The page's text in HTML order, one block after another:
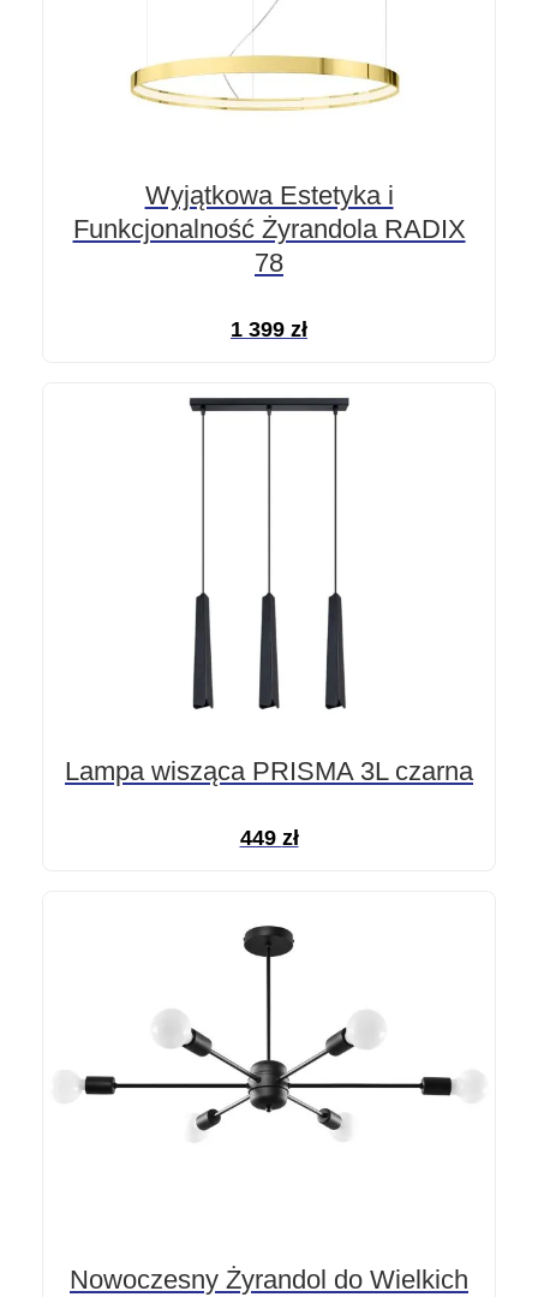
Wyjątkowa Estetyka i
Funkcjonalność Żyrandola RADIX
78
1 399 zł
Lampa wisząca PRISMA 3L czarna
449 zł
Nowoczesny Żyrandol do Wielkich